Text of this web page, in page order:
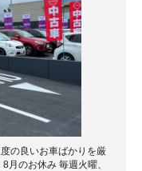
の良いお車ばかりを厳
月のお休み 毎週火曜、